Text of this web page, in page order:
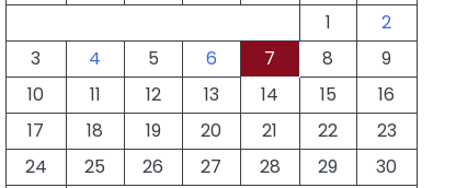
1
2
3
4 5 6 7 8
9
10
11 12 13 14 15
16
17
18 19 20 21 22
23
24
25 26 27 28 29
30